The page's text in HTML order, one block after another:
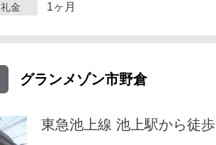
礼金 1ヶ月
グランメゾン市野倉
東急池上線 池上駅から徒